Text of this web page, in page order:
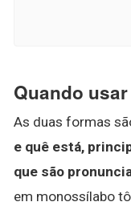
Quando
As duas formas
e quê está,
que são
em monossílabo